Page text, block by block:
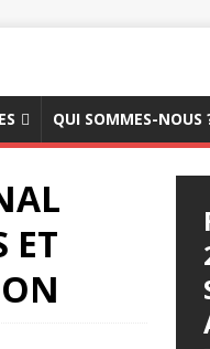
QUI SOMMES-NOUS
ET